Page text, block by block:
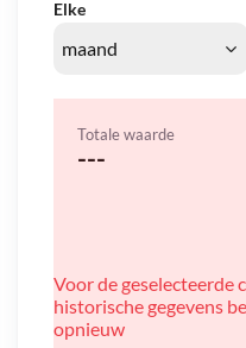
Elke
Totale waarde
---
Voor de geselecteerde
historische gegevens
opnieuw